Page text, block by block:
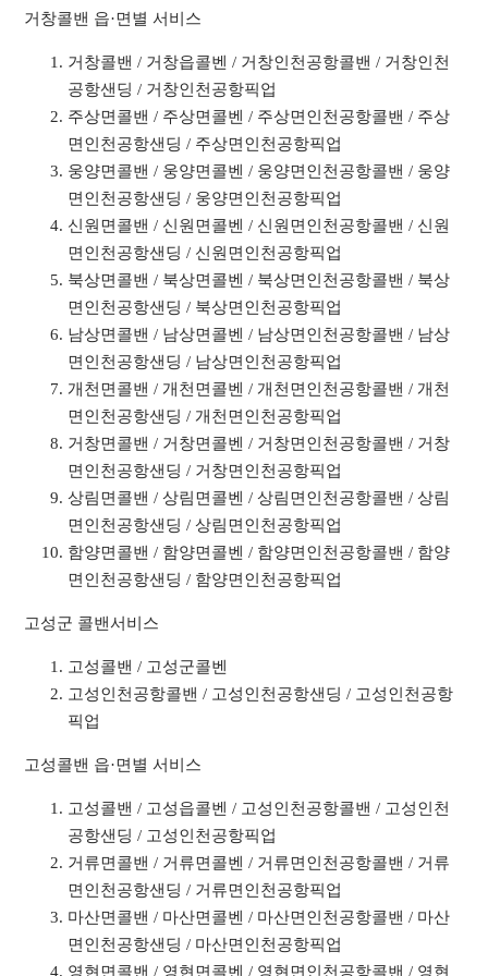
거창콜밴 읍·면별 서비스
거창콜밴 / 거창읍콜벤 / 거창인천공항콜밴 / 거창인천
공항샌딩 / 거창인천공항픽업
주상면콜밴 / 주상면콜벤 / 주상면인천공항콜밴 / 주상
면인천공항샌딩 / 주상면인천공항픽업
웅양면콜밴 / 웅양면콜벤 / 웅양면인천공항콜밴 / 웅양
면인천공항샌딩 / 웅양면인천공항픽업
신원면콜밴 / 신원면콜벤 / 신원면인천공항콜밴 / 신원
면인천공항샌딩 / 신원면인천공항픽업
북상면콜밴 / 북상면콜벤 / 북상면인천공항콜밴 / 북상
면인천공항샌딩 / 북상면인천공항픽업
남상면콜밴 / 남상면콜벤 / 남상면인천공항콜밴 / 남상
면인천공항샌딩 / 남상면인천공항픽업
개천면콜밴 / 개천면콜벤 / 개천면인천공항콜밴 / 개천
면인천공항샌딩 / 개천면인천공항픽업
거창면콜밴 / 거창면콜벤 / 거창면인천공항콜밴 / 거창
면인천공항샌딩 / 거창면인천공항픽업
상림면콜밴 / 상림면콜벤 / 상림면인천공항콜밴 / 상림
면인천공항샌딩 / 상림면인천공항픽업
함양면콜밴 / 함양면콜벤 / 함양면인천공항콜밴 / 함양
면인천공항샌딩 / 함양면인천공항픽업
고성군 콜밴서비스
고성콜밴 / 고성군콜벤
고성인천공항콜밴 / 고성인천공항샌딩 / 고성인천공항
픽업
고성콜밴 읍·면별 서비스
고성콜밴 / 고성읍콜벤 / 고성인천공항콜밴 / 고성인천
공항샌딩 / 고성인천공항픽업
거류면콜밴 / 거류면콜벤 / 거류면인천공항콜밴 / 거류
면인천공항샌딩 / 거류면인천공항픽업
마산면콜밴 / 마산면콜벤 / 마산면인천공항콜밴 / 마산
면인천공항샌딩 / 마산면인천공항픽업
영현면콜밴 / 영현면콜벤 / 영현면인천공항콜밴 / 영현